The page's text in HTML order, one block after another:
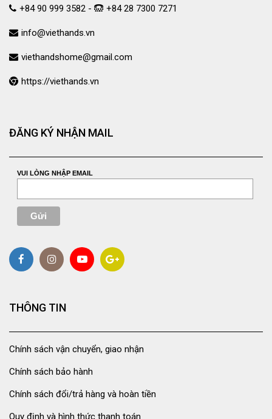
+84 90 999 3582 - +84 28 7300 7271
info@viethands.vn
viethandshome@gmail.com
https://viethands.vn
ĐĂNG KÝ NHẬN MAIL
VUI LÒNG NHẬP EMAIL
THÔNG TIN
Chính sách vận chuyển, giao nhận
Chính sách bảo hành
Chính sách đổi/trả hàng và hoàn tiền
Quy định và hình thức thanh toán